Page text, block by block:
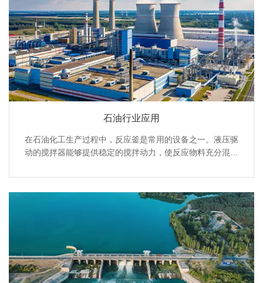
石油行业应用
在石油化工生产过程中，反应釜是常用的设备之一。液压驱
动的搅拌器能够提供稳定的搅拌动力，使反应物料充分混合
控制搅拌器的转速和扭矩。石油化工装置的安装、检修和维
护过程中，起吊各种大型设备和构件。液压起重机具有起升
高度大、起重量大、操作灵活等优点，能够在复杂的施工现
场环境中完成吊装任务。